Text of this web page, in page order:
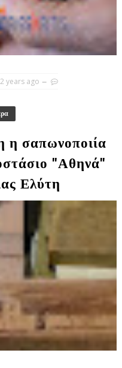
2 years ago
η σαπωνοποιία
"Αθηνά"
Ελύτη